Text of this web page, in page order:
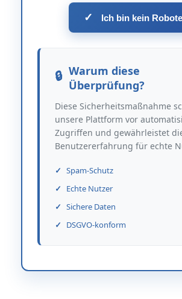
✓ Ich bin kein
Warum diese
Überprüfung?
Diese Sicherheitsmaßnahme
unsere Plattform vor
Zugriffen und gewährleistet
Benutzererfahrung für echte
Spam-Schutz
Echte Nutzer
Sichere Daten
DSGVO-konform